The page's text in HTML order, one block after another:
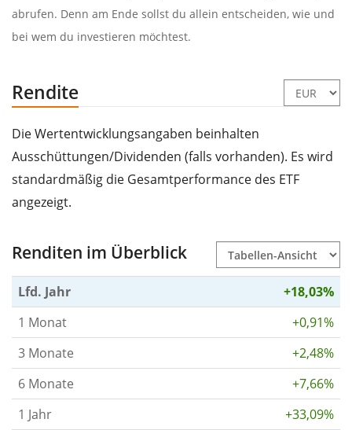
abrufen. Denn am Ende sollst du allein entscheiden, wie und
bei wem du investieren möchtest.
Rendite
Die Wertentwicklungsangaben beinhalten
Ausschüttungen/Dividenden (falls vorhanden). Es wird
standardmäßig die Gesamtperformance des ETF
angezeigt.
Renditen im Überblick
Lfd. Jahr
+18,03%
1 Monat
+0,91%
3 Monate
+2,48%
6 Monate
+7,66%
1 Jahr
+33,09%